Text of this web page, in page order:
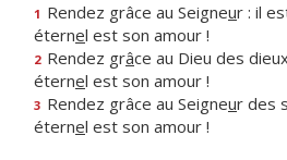
1 Rendez grâce au Seigneur : il
éternel est son amour !
2 Rendez grâce au Dieu des
éternel est son amour !
3 Rendez grâce au Seigneur des
éternel est son amour !